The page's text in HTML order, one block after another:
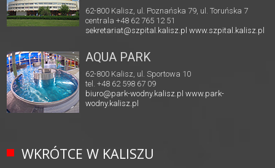
62-800 Kalisz, ul. Poznańska 79, ul. Toruńska 7
centrala +48 62 765 12 51
sekretariat@szpital.kalisz.pl www.szpital.kalisz.pl
AQUA PARK
62-800 Kalisz, ul. Sportowa 10
tel. +48 62 598 67 09
biuro@park-wodny.kalisz.pl www.park-
wodny.kalisz.pl
WKRÓTCE W KALISZU